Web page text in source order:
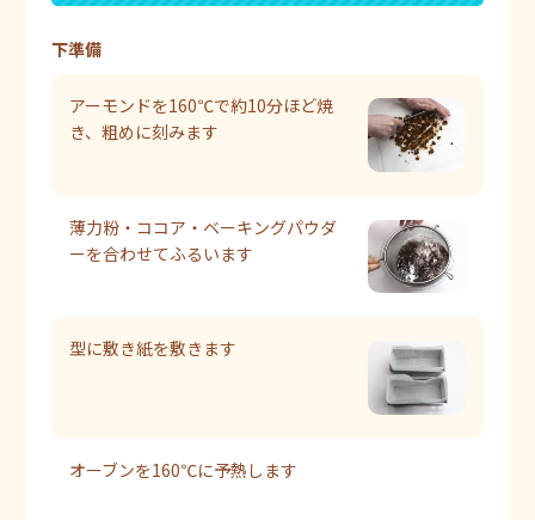
下準備
アーモンドを160℃で約10分ほど焼
き、粗めに刻みます
薄力粉・ココア・ベーキングパウダ
ーを合わせてふるいます
型に敷き紙を敷きます
オーブンを160℃に予熱します